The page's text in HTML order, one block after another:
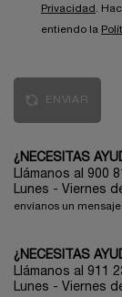
Privacidad
.
entiendo la
ENVIAR
¿NECESITAS
Llámanos al 900
Lunes - Viernes
envíanos un
¿NECESITAS
Llámanos al 911
Lunes - Viernes